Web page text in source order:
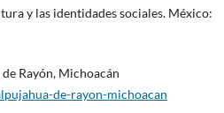
y las identidades sociales. México:
Rayón, Michoacán
de-rayon-michoacan